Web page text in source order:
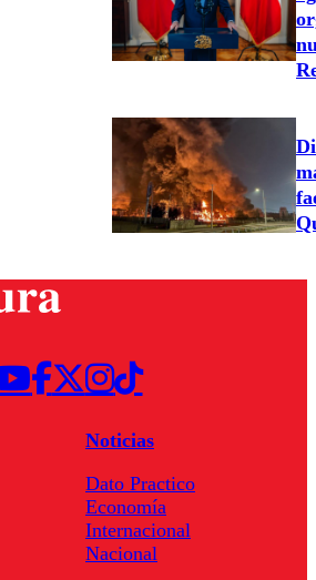
Noticias
Dato Practico
Economía
Internacional
Nacional